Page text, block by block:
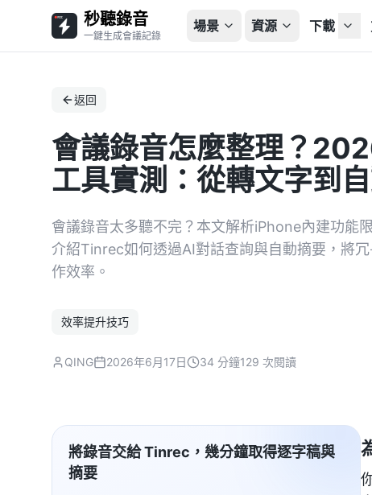
秒聽錄音
一鍵生成會議記錄
場景 資源 下載
返回
會議錄音怎麼整理？
工具實測：從轉文字到
會議錄音太多聽不完？本文解析iPhone內建功能
介紹Tinrec如何透過AI對話查詢與自動摘要，將
作效率。
效率提升技巧
QING 2026年6月17日 34 分鐘129 次閱讀
將錄音交給 Tinrec，幾分鐘取得逐字稿與
摘要